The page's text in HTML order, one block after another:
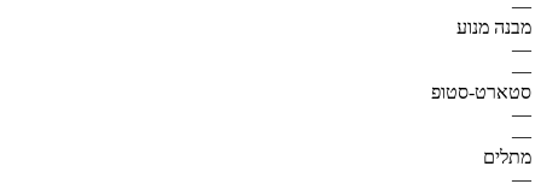
—
מבנה מנוע
—
—
סטארט-סטופ
—
—
מתלים
—